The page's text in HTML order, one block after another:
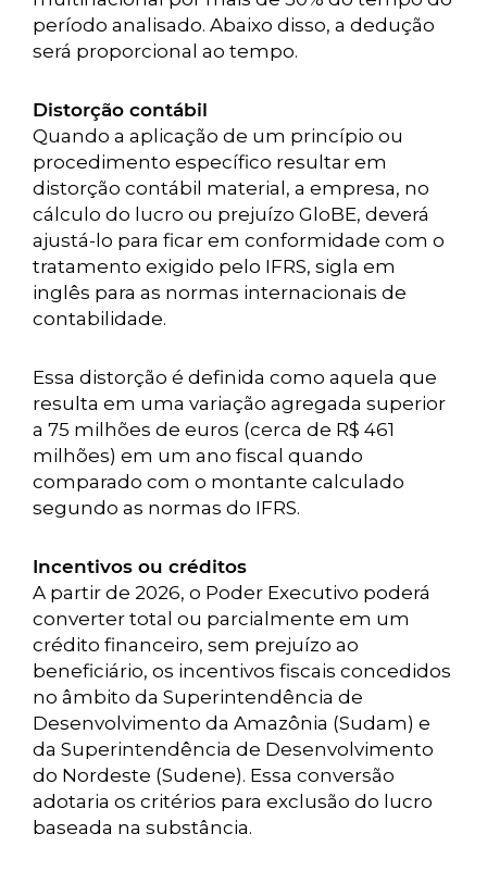
período analisado. Abaixo disso, a dedução
será proporcional ao tempo.
Distorção contábil
Quando a aplicação de um princípio ou
procedimento específico resultar em
distorção contábil material, a empresa, no
cálculo do lucro ou prejuízo GloBE, deverá
ajustá-lo para ficar em conformidade com o
tratamento exigido pelo IFRS, sigla em
inglês para as normas internacionais de
contabilidade.
Essa distorção é definida como aquela que
resulta em uma variação agregada superior
a 75 milhões de euros (cerca de R$ 461
milhões) em um ano fiscal quando
comparado com o montante calculado
segundo as normas do IFRS.
Incentivos ou créditos
A partir de 2026, o Poder Executivo poderá
converter total ou parcialmente em um
crédito financeiro, sem prejuízo ao
beneficiário, os incentivos fiscais concedidos
no âmbito da Superintendência de
Desenvolvimento da Amazônia (Sudam) e
da Superintendência de Desenvolvimento
do Nordeste (Sudene). Essa conversão
adotaria os critérios para exclusão do lucro
baseada na substância.